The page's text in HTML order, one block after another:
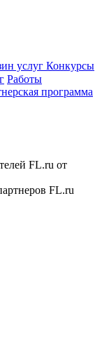
услуг Конкурсы
Работы
программа
FL.ru от
FL.ru